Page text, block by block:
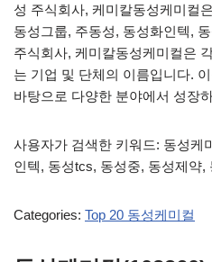
성 주식회사, 케미칼동성케미컬
동성그룹, 주동성, 동성화인텍,
주식회사, 케미칼동성케미컬은
는 기업 및 단체의 이름입니다.
바탕으로 다양한 분야에서 성장
사용자가 검색한 키워드: 동성케
인텍, 동성tcs, 동성중, 동성제약,
Categories: Top 20 동성케미컬